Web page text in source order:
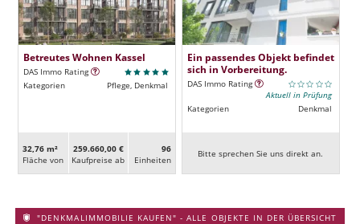
Betreutes Wohnen Kassel
DAS Immo Rating
Kategorien
Pflege, Denkmal
32,76 m²
Fläche von
259.660,00 €
Kaufpreise ab
96
Ein­heiten
Ein passendes Objekt befindet
sich in Vorbereitung.
DAS Immo Rating
Aktuell in Prüfung
Kategorien
Denkmal
Bitte sprechen Sie uns direkt an.
"DENKMALIMMOBILIE KAUFEN" - ALLE OBJEKTE IN DER ÜBERSICHT